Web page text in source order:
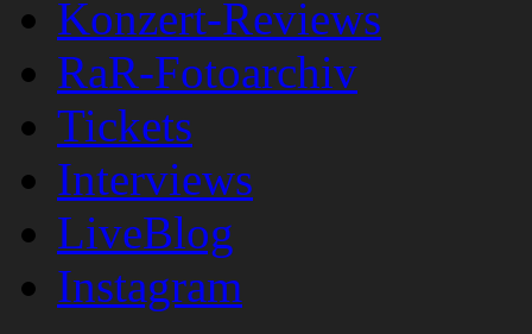
Konzert-Reviews
RaR-Fotoarchiv
Tickets
Interviews
LiveBlog
Instagram